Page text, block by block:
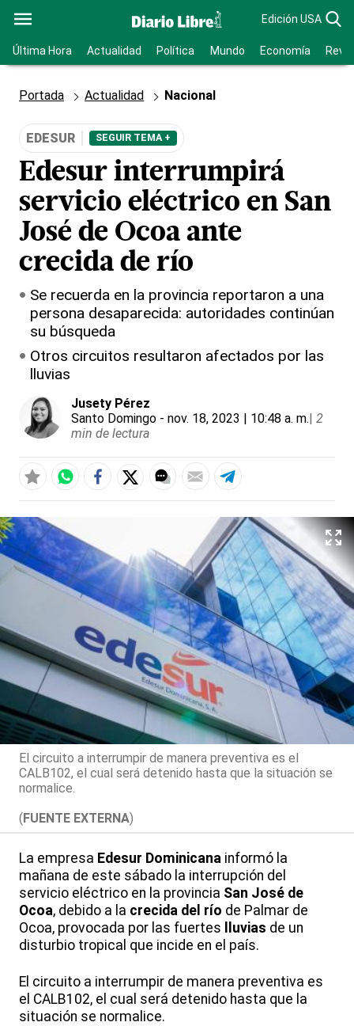
Edición USA
Última Hora Actualidad Política Mundo Economía
Portada Actualidad Nacional
EDESUR SEGUIR TEMA +
Edesur interrumpirá
servicio eléctrico en San
José de Ocoa ante
crecida de río
Se recuerda en la provincia reportaron a una
persona desaparecida: autoridades continúan
su búsqueda
Otros circuitos resultaron afectados por las
lluvias
Jusety Pérez
Santo Domingo - nov. 18, 2023 | 10:48 a. m.| 2
min de lectura
El circuito a interrumpir de manera preventiva es el
CALB102, el cual será detenido hasta que la situación se
normalice.
(FUENTE EXTERNA)
La empresa Edesur Dominicana informó la
mañana de este sábado la interrupción del
servicio eléctrico en la provincia San José de
Ocoa, debido a la crecida del río de Palmar de
Ocoa, provocada por las fuertes
lluvias de un
disturbio tropical que incide en el país.
El circuito a interrumpir de manera preventiva es
el CALB102, el cual será detenido hasta que la
situación se normalice.